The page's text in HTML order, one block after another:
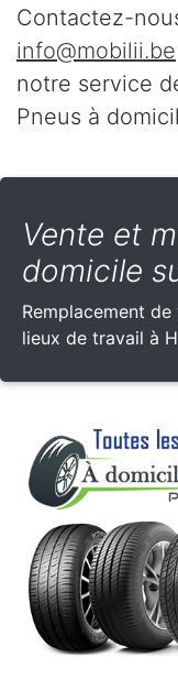
Contactez-
info@mobilii.be
notre service
Pneus à
Vente et
domicile
Remplacement
lieux de travail à